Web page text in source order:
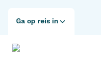
Ga op reis in